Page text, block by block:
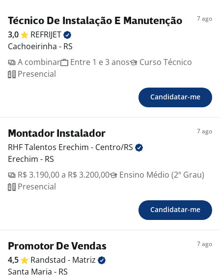
Técnico De Instalação E Manutenção 7 ago
3,0
REFRIJET
Cachoeirinha - RS
A combinar
Entre 1 e 3 anos
Curso Técnico
Presencial
Candidatar-me
Montador Instalador 7 ago
RHF Talentos Erechim - Centro/RS
Erechim - RS
R$ 3.190,00 a R$ 3.200,00
Ensino Médio (2º Grau)
Presencial
Candidatar-me
Promotor De Vendas 7 ago
4,5 Randstad - Matriz
Santa Maria - RS